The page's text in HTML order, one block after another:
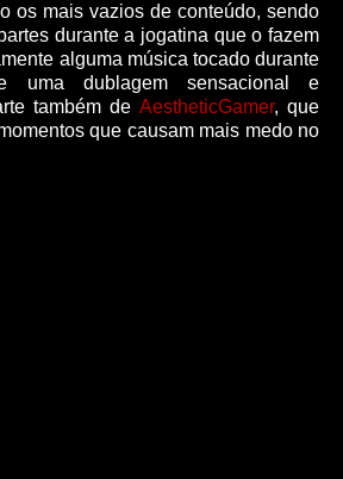
os mais vazios de conteúdo, sendo
durante a jogatina que o fazem
alguma música tocado durante
dublagem sensacional e
também de AestheticGamer, que
que causam mais medo no